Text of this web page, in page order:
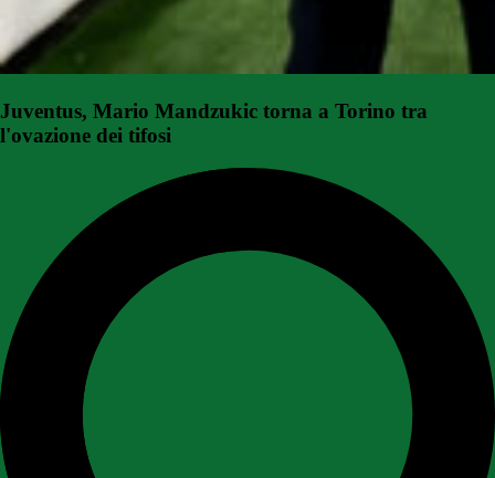
Juventus, Mario Mandzukic torna a Torino tra
l'ovazione dei tifosi